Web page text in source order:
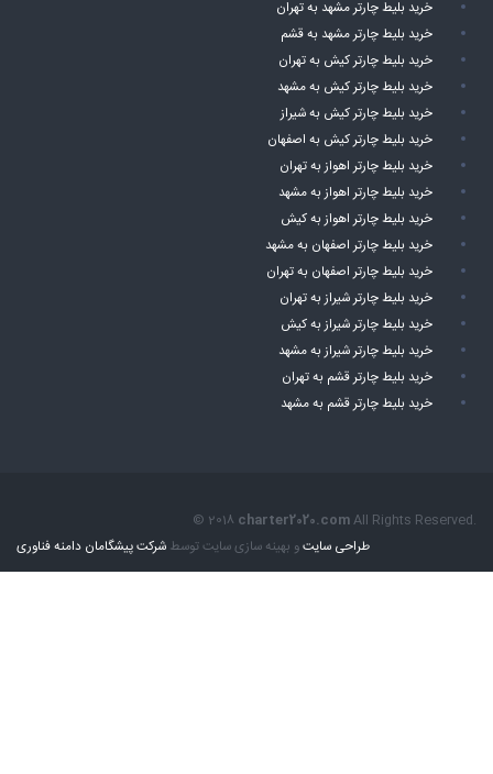
خرید بلیط چارتر مشهد به تهران
خرید بلیط چارتر مشهد به قشم
خرید بلیط چارتر کیش به تهران
خرید بلیط چارتر کیش به مشهد
خرید بلیط چارتر کیش به شیراز
خرید بلیط چارتر کیش به اصفهان
خرید بلیط چارتر اهواز به تهران
خرید بلیط چارتر اهواز به مشهد
خرید بلیط چارتر اهواز به کیش
خرید بلیط چارتر اصفهان به مشهد
خرید بلیط چارتر اصفهان به تهران
خرید بلیط چارتر شیراز به تهران
خرید بلیط چارتر شیراز به کیش
خرید بلیط چارتر شیراز به مشهد
خرید بلیط چارتر قشم به تهران
خرید بلیط چارتر قشم به مشهد
© 2018 charter2020.comAll Rights Reserved.
طراحی سایتو بهینه سازی سایت توسط شرکت پیشگامان دامنه فناوری